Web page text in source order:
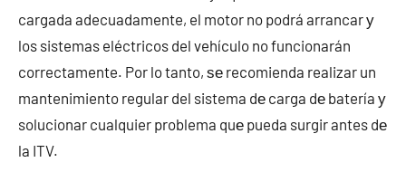
cargada adecuadamente, el motor no podrá arrancar у
los sistemas eléctricos del vehículo no funcionarán
correctamente. Por lo tanto, ѕе recomienda realizar un
mantenimiento regular del sistema dе carga dе batería у
solucionar cualquier problema quе pueda surgir antes dе
la ITV.